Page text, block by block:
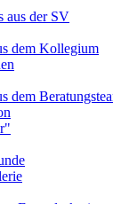
aus der SV
dem Kollegium
dem